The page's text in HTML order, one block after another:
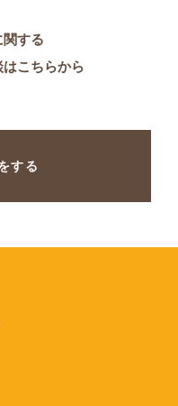
する
こちらから
する